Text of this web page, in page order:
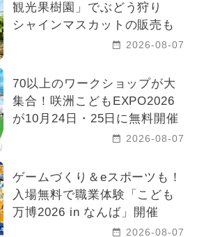
観光果樹園」でぶどう狩り
シャインマスカットの販売も
2026-08-07
70以上のワークショップが大
集合！咲洲こどもEXPO2026
が10月24日・25日に無料開催
2026-08-07
ゲームづくり＆eスポーツも！
入場無料で職業体験「こども
万博2026 in なんば」開催
2026-08-07